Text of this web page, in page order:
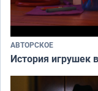
АВТОРСКОЕ
История игрушек